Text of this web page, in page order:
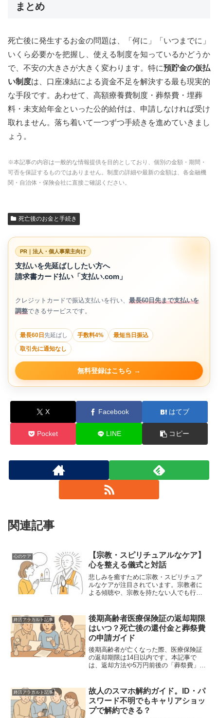
まとめ
死亡後に発生するお金の問題は、「何に」「いつまでに」
いくら必要かを把握し、使える制度を知っているかどうか
で、不安の大きさが大きく変わります。特に預貯金の仮払
い制度は、口座凍結による資金不足を解決する最も現実的
な手段です。あわせて、高額療養費制度・葬祭費・埋葬
料・未支給年金といった公的給付は、申請しなければ受け
取れません。落ち着いて一つずつ手続きを進めていきまし
ょう。
※本記事の内容は一般的な情報提供を目的としており、個別の金額・期間・
可否を保証するものではありません。制度の詳細や最新の金額は、各金融機
関・自治体・保険会社に直接ご確認ください。
死亡後のお金と手続き
PR｜法人・個人事業主向け
支払いを先延ばししたい方へ
請求書カード払い「支払い.com」
クレジットカードで振込支払いを行い、 最長60日先まで支払いを
調整できるサービスです。
最長60日 先延ばし 手数料4%
最短当日振込
取引先に通知なし
無料登録はこちら
X Facebook はてブ
Pocket LINE コピー
関連記事
心のケア
【宗教・スピリチュアルなケア】
心を整える儀式と対話
悲しみを癒すために宗教・スピリチュア
ルなケアが注目されています。宗教者に
よる傾聴や、宗教を持たない人でも行え
終活アラカルト記事
後期高齢者医療保険証の返却期限
はいつ？死亡後の還付金と葬祭費
の申請ガイド
後期高齢者が亡くなった際、医療保険証
の返却期限は14日以内です。本記事で
は、返却方法や5万円前後の「葬祭費」受
説。遺族が迷わず進めるためのチェック
リスト付です。
終活アラカルト記事
故人のスマホ解約ガイド。ID・パ
スワード不明でもキャリアショッ
プで解約できる？